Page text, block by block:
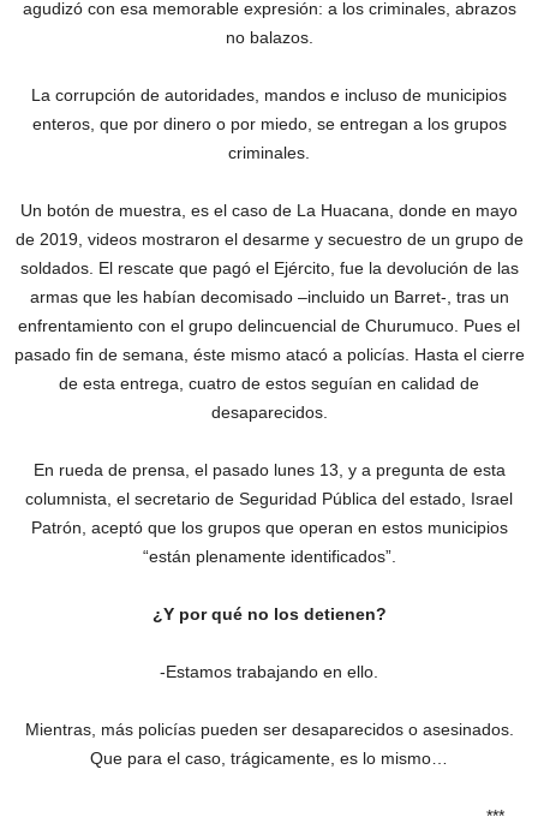
agudizó con esa memorable expresión: a los criminales, abrazos
no balazos.
La corrupción de autoridades, mandos e incluso de municipios
enteros, que por dinero o por miedo, se entregan a los grupos
criminales.
Un botón de muestra, es el caso de La Huacana, donde en mayo
de 2019, videos mostraron el desarme y secuestro de un grupo de
soldados. El rescate que pagó el Ejército, fue la devolución de las
armas que les habían decomisado –incluido un Barret-, tras un
enfrentamiento con el grupo delincuencial de Churumuco. Pues el
pasado fin de semana, éste mismo atacó a policías. Hasta el cierre
de esta entrega, cuatro de estos seguían en calidad de
desaparecidos.
En rueda de prensa, el pasado lunes 13, y a pregunta de esta
columnista, el secretario de Seguridad Pública del estado, Israel
Patrón, aceptó que los grupos que operan en estos municipios
“están plenamente identificados”.
¿Y por qué no los detienen?
-Estamos trabajando en ello.
Mientras, más policías pueden ser desaparecidos o asesinados.
Que para el caso, trágicamente, es lo mismo…
***